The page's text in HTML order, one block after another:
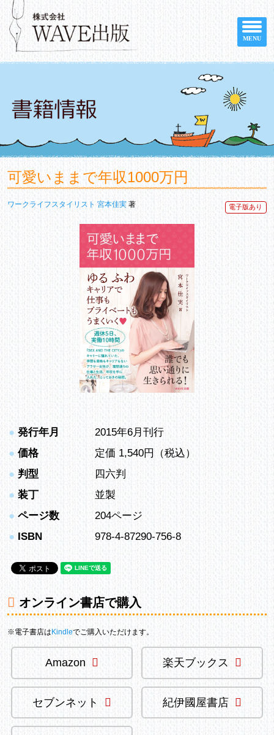
MENU
可愛いままで年収1000万円
ワークライフスタイリスト 宮本佳実 著 電子版あり
● 発行年月
2015年6月刊行
● 価格
定価 1,540円（税込）
● 判型
四六判
● 装丁
並製
● ページ数
204ページ
● ISBN 978-4-87290-756-8
オンライン書店で購入
※電子書店はKindleでご購入いただけます。
Amazon 楽天ブックス
セブンネット 紀伊國屋書店